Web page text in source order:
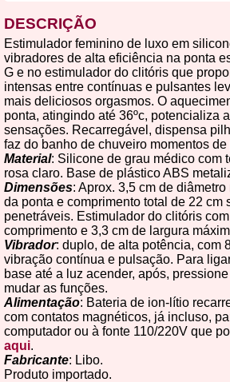
DESCRIÇÃO
Estimulador feminino de luxo em
vibradores de alta eficiência na ponta
G e no estimulador do clitóris que
intensas entre contínuas e pulsantes
mais deliciosos orgasmos. O
ponta, atingindo até 36ºc, potencializa
sensações. Recarregável, dispensa
faz do banho de chuveiro momentos
Material: Silicone de grau médico com
rosa claro. Base de plástico ABS
Dimensões: Aprox. 3,5 cm de
da ponta e comprimento total de 22 cm
penetráveis. Estimulador do clitóris
comprimento e 3,3 cm de largura
Vibrador: duplo, de alta potência, com
vibração contínua e pulsação. Para
base até a luz acender, após,
mudar as funções.
Alimentação: Bateria de ion-lítio
com contatos magnéticos, já incluso,
computador ou à fonte 110/220V que
aqui.
Fabricante: Libo.
Produto importado.